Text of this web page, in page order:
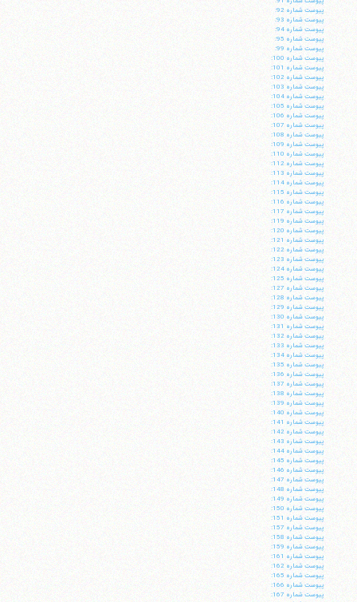
پيوست شماره 92:
پيوست شماره 93:
پيوست شماره 94:
پيوست شماره 95:
پيوست شماره 99:
پيوست شماره 100:
پيوست شماره 101:
پيوست شماره 102:
پيوست شماره 103:
پيوست شماره 104:
پيوست شماره 105:
پيوست شماره 106:
پيوست شماره 107:
پيوست شماره 108:
پيوست شماره 109:
پيوست شماره 110:
پيوست شماره 112:
پيوست شماره 113:
پيوست شماره 114:
پيوست شماره 115:
پيوست شماره 116:
پيوست شماره 117:
پيوست شماره 119:
پيوست شماره 120:
پيوست شماره 121:
پيوست شماره 122:
پيوست شماره 123:
پيوست شماره 124:
پيوست شماره 125:
پيوست شماره 127:
پيوست شماره 128:
پيوست شماره 129:
پيوست شماره 130:
پيوست شماره 131:
پيوست شماره 132:
پيوست شماره 133:
پيوست شماره 134:
پيوست شماره 135:
پيوست شماره 136:
پيوست شماره 137:
پيوست شماره 138:
پيوست شماره 139:
پيوست شماره 140:
پيوست شماره 141:
پيوست شماره 142:
پيوست شماره 143:
پيوست شماره 144:
پيوست شماره 145:
پيوست شماره 146:
پيوست شماره 147:
پيوست شماره 148:
پيوست شماره 149:
پيوست شماره 150:
پيوست شماره 151:
پيوست شماره 157:
پيوست شماره 158:
پيوست شماره 159:
پيوست شماره 161:
پيوست شماره 162:
پيوست شماره 165:
پيوست شماره 166:
پيوست شماره 167: